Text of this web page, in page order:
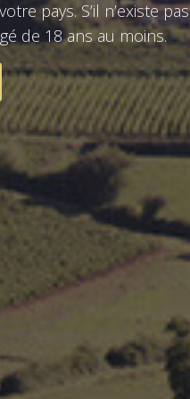
pays. S’il n’existe pas
de 18 ans au moins.